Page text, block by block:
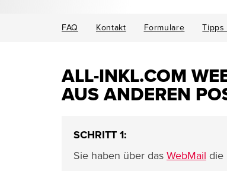
FAQ Kontakt Formulare Tipps
ALL-INKL.COM
AUS ANDEREN
SCHRITT 1:
Sie haben über das WebMail die